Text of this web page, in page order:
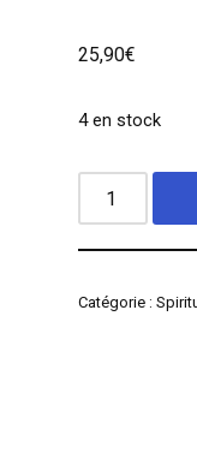
25,90€
4 en stock
Catégorie :